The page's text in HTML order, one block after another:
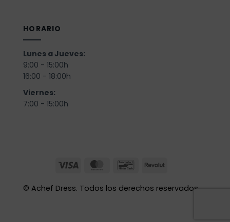
HORARIO
Lunes a Jueves:
9:00 - 15:00h
16:00 - 18:00h
Viernes:
7:00 - 15:00h
© Achef Dress. Todos los derechos reservados.